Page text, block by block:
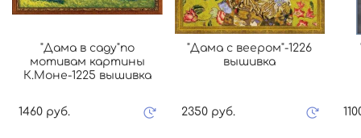
"Дама в саду"по
мотивам картины
К.Моне-1225 вышивка
1460 руб.
"Дама с веером"-1226
вышивка
2350 руб.